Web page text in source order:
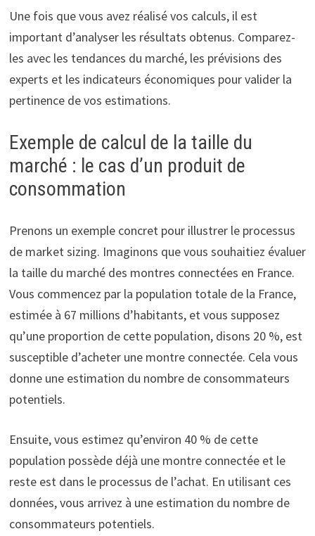
Une fois que vous avez réalisé vos calculs, il est
important d’analyser les résultats obtenus. Comparez-
les avec les tendances du marché, les prévisions des
experts et les indicateurs économiques pour valider la
pertinence de vos estimations.
Exemple de calcul de la taille du
marché : le cas d’un produit de
consommation
Prenons un exemple concret pour illustrer le processus
de market sizing. Imaginons que vous souhaitiez évaluer
la taille du marché des montres connectées en France.
Vous commencez par la population totale de la France,
estimée à 67 millions d’habitants, et vous supposez
qu’une proportion de cette population, disons 20 %, est
susceptible d’acheter une montre connectée. Cela vous
donne une estimation du nombre de consommateurs
potentiels.
Ensuite, vous estimez qu’environ 40 % de cette
population possède déjà une montre connectée et le
reste est dans le processus de l’achat. En utilisant ces
données, vous arrivez à une estimation du nombre de
consommateurs potentiels.